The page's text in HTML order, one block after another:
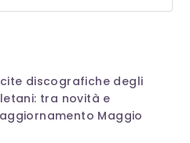
discografiche degli
tra novità e
Maggio